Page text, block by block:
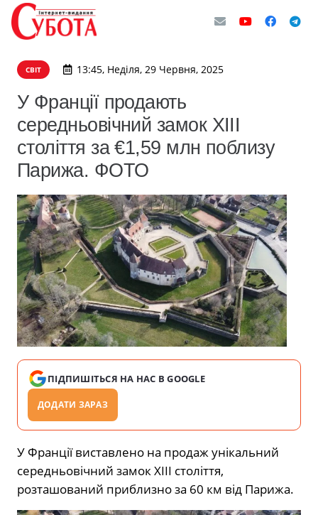
СВІТ 13:45, Неділя, 29 Червня, 2025
У Франції продають
середньовічний замок XIII
століття за €1,59 млн поблизу
Парижа. ФОТО
ПІДПИШІТЬСЯ НА НАС В GOOGLE
ДОДАТИ ЗАРАЗ
У Франції виставлено на продаж унікальний
середньовічний замок XIII століття,
розташований приблизно за 60 км від Парижа.